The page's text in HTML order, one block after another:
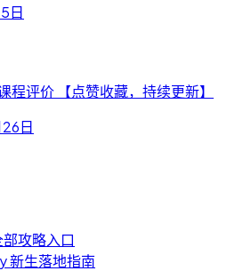
日
程评价 【点赞收藏，持续更新】
日
部攻略入口
新生落地指南